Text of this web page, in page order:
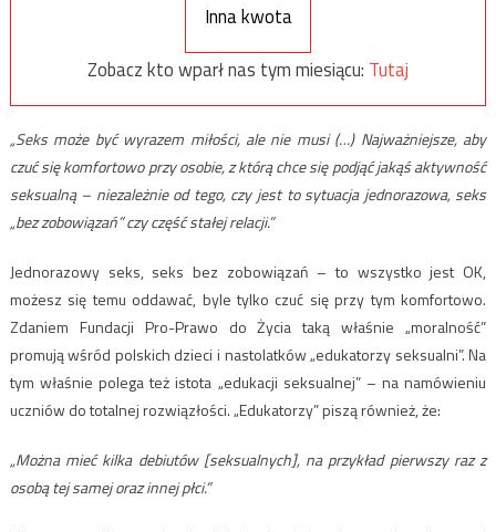
Inna kwota
Zobacz kto wparł nas tym miesiącu: Tutaj
„Seks może być wyrazem miłości, ale nie musi (…) Najważniejsze, aby
czuć się komfortowo przy osobie, z którą chce się podjąć jakąś aktywność
seksualną – niezależnie od tego, czy jest to sytuacja jednorazowa, seks
„bez zobowiązań” czy część stałej relacji.”
Jednorazowy seks, seks bez zobowiązań – to wszystko jest OK,
możesz się temu oddawać, byle tylko czuć się przy tym komfortowo.
Zdaniem Fundacji Pro-Prawo do Życia taką właśnie „moralność”
promują wśród polskich dzieci i nastolatków „edukatorzy seksualni”. Na
tym właśnie polega też istota „edukacji seksualnej” – na namówieniu
uczniów do totalnej rozwiązłości. „Edukatorzy” piszą również, że:
„Można mieć kilka debiutów [seksualnych], na przykład pierwszy raz z
osobą tej samej oraz innej płci.”